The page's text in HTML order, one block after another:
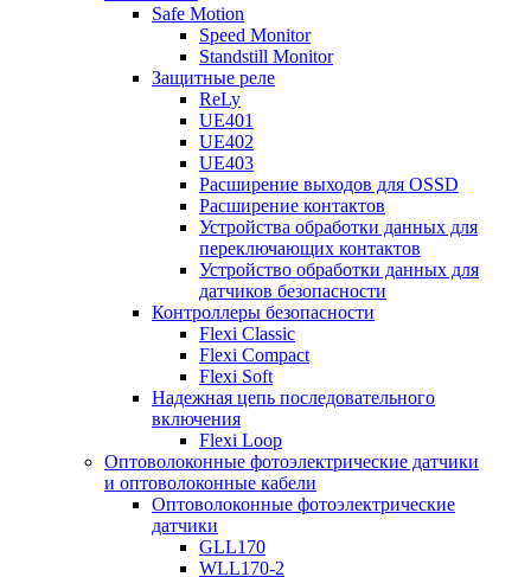
Safe Motion
Speed Monitor
Standstill Monitor
Защитные реле
ReLy
UE401
UE402
UE403
Расширение выходов для OSSD
Расширение контактов
Устройства обработки данных для
переключающих контактов
Устройство обработки данных для
датчиков безопасности
Контроллеры безопасности
Flexi Classic
Flexi Compact
Flexi Soft
Надежная цепь последовательного
включения
Flexi Loop
Оптоволоконные фотоэлектрические датчики
и оптоволоконные кабели
Оптоволоконные фотоэлектрические
датчики
GLL170
WLL170-2